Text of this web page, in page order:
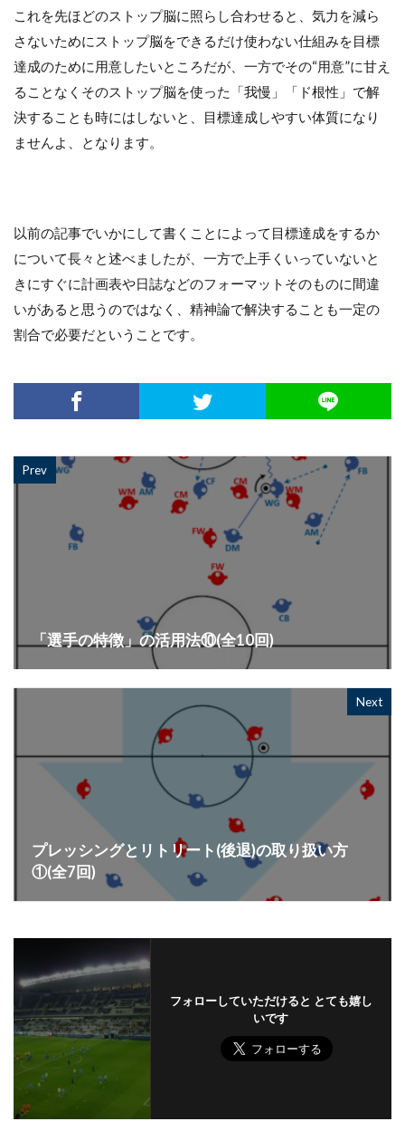
これを先ほどのストップ脳に照らし合わせると、気力を減ら
さないためにストップ脳をできるだけ使わない仕組みを目標
達成のために用意したいところだが、一方でその“用意”に甘え
ることなくそのストップ脳を使った「我慢」「ド根性」で解
決することも時にはしないと、目標達成しやすい体質になり
ませんよ、となります。
以前の記事でいかにして書くことによって目標達成をするか
について長々と述べましたが、一方で上手くいっていないと
きにすぐに計画表や日誌などのフォーマットそのものに間違
いがあると思うのではなく、精神論で解決することも一定の
割合で必要だということです。
Prev
「選手の特徴」の活用法⑩(全10回)
Next
プレッシングとリトリート(後退)の取り扱い方
①(全7回)
フォローしていただけると とても嬉し
いです